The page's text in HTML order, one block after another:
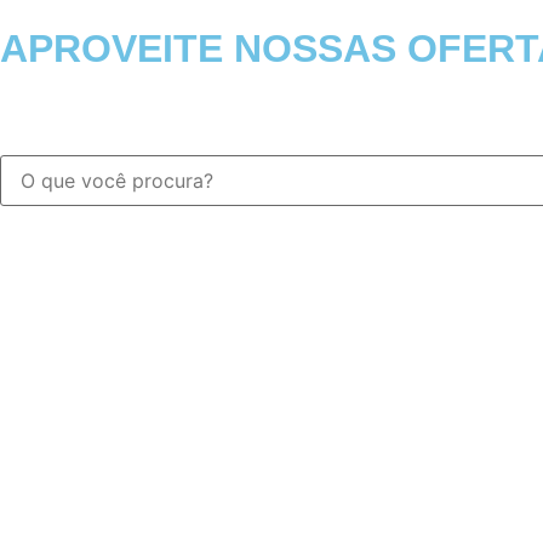
APROVEITE NOSSAS